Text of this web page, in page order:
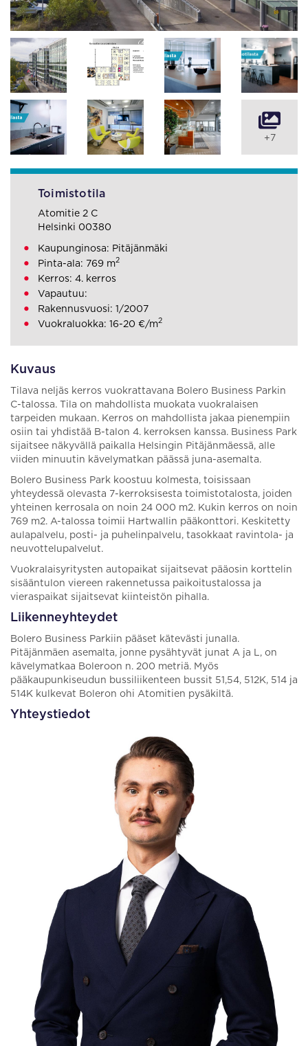
Kuvaus
Tilava neljäs kerros vuokrattavana Bolero Business Parkin
C-talossa. Tila on mahdollista muokata vuokralaisen
tarpeiden mukaan. Kerros on mahdollista jakaa pienempiin
osiin tai yhdistää B-talon 4. kerroksen kanssa. Business Park
sijaitsee näkyvällä paikalla Helsingin Pitäjänmäessä, alle
viiden minuutin kävelymatkan päässä juna-asemalta.
Bolero Business Park koostuu kolmesta, toisissaan
yhteydessä olevasta 7-kerroksisesta toimistotalosta, joiden
yhteinen kerrosala on noin 24 000 m2. Kukin kerros on noin
769 m2. A-talossa toimii Hartwallin pääkonttori. Keskitetty
aulapalvelu, posti- ja puhelinpalvelu, tasokkaat ravintola- ja
neuvottelupalvelut.
Vuokralaisyritysten autopaikat sijaitsevat pääosin korttelin
sisääntulon viereen rakennetussa paikoitustalossa ja
vieraspaikat sijaitsevat kiinteistön pihalla.
Liikenneyhteydet
Bolero Business Parkiin pääset kätevästi junalla.
Pitäjänmäen asemalta, jonne pysähtyvät junat A ja L, on
kävelymatkaa Boleroon n. 200 metriä. Myös
pääkaupunkiseudun bussiliikenteen bussit 51,54, 512K, 514 ja
514K kulkevat Boleron ohi Atomitien pysäkiltä.
Yhteystiedot
+7
Toimistotila
Atomitie 2 C
Helsinki 00380
Kaupunginosa: Pitäjänmäki
Pinta-ala: 769 m2
Kerros: 4. kerros
Vapautuu:
Rakennusvuosi: 1/2007
Vuokraluokka: 16-20 €/m2